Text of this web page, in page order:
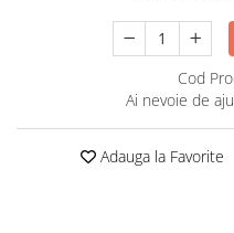
Decor interior miniatural
Plante si Flori miniaturale
Miniaturi alimentare
Bauturi miniaturale
Cod
Ai nevoie de
Adauga la Favorite